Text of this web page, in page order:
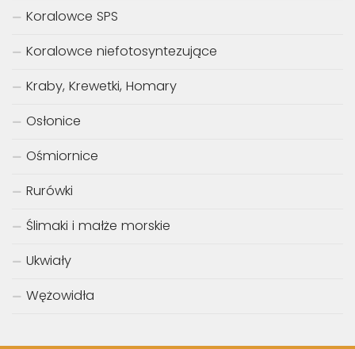
Koralowce SPS
Koralowce niefotosyntezujące
Kraby, Krewetki, Homary
Osłonice
Ośmiornice
Rurówki
Ślimaki i małże morskie
Ukwiały
Wężowidła